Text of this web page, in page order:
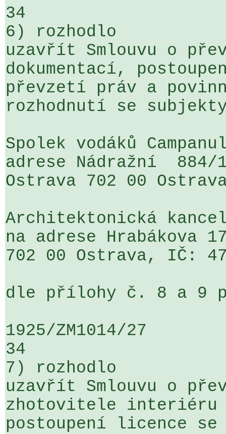
34
6) rozhodlo
uzavřít Smlouvu o
dokumentací,
převzetí práv a
rozhodnutí se
Spolek vodáků
adrese Nádražní  884/
Ostrava 702 00
Architektonická
na adrese Hrabákova
702 00 Ostrava,
dle přílohy č. 8 a 9
1925/ZM1014/27
34
7) rozhodlo
uzavřít Smlouvu o
zhotovitele
postoupení licence